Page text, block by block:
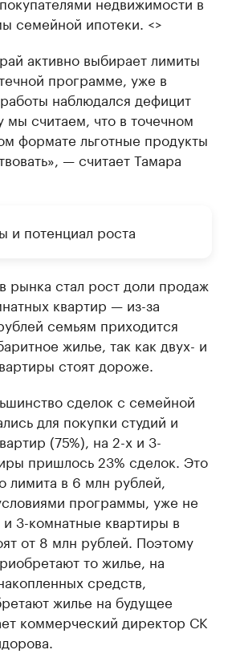
семейной ипотеки. <>
активно выбирает лимиты
программе, уже в
наблюдался дефицит
мы считаем, что в точечном
формате льготные продукты
— считает Тамара
потенциал роста
рынка стал рост доли продаж
квартир — из-за
семьям приходится
жилье, так как двух- и
стоят дороже.
сделок с семейной
для покупки студий и
(75%), на 2-х и 3-
пришлось 23% сделок. Это
лимита в 6 млн рублей,
программы, уже не
и 3-комнатные квартиры в
от 8 млн рублей. Поэтому
то жилье, на
средств,
жилье на будущее
коммерческий директор СК